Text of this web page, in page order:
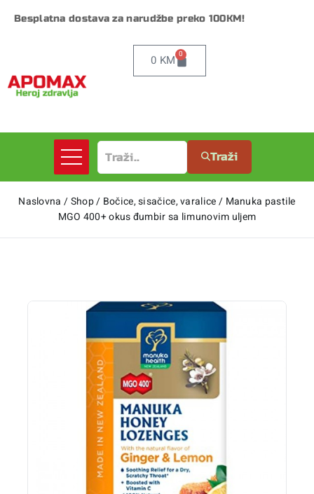
Besplatna dostava za narudžbe preko 100KM!
0 KM 0
Traži
Naslovna /Shop/ Bočice, sisačice, varalice/ Manuka pastile
MGO 400+ okus đumbir sa limunovim uljem